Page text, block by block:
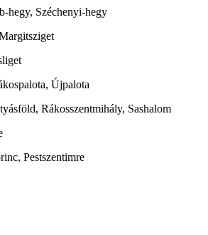
hegy, Széchenyi-hegy
Újpalota
Rákosszentmihály, Sashalom
Pestszentimre